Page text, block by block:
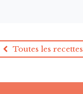
Toutes les recettes